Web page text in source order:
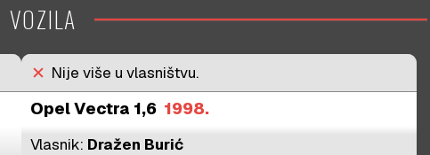
VOZILA
close Nije više u vlasništvu.
Opel Vectra 1,6 1998.
Vlasnik: Dražen Burić